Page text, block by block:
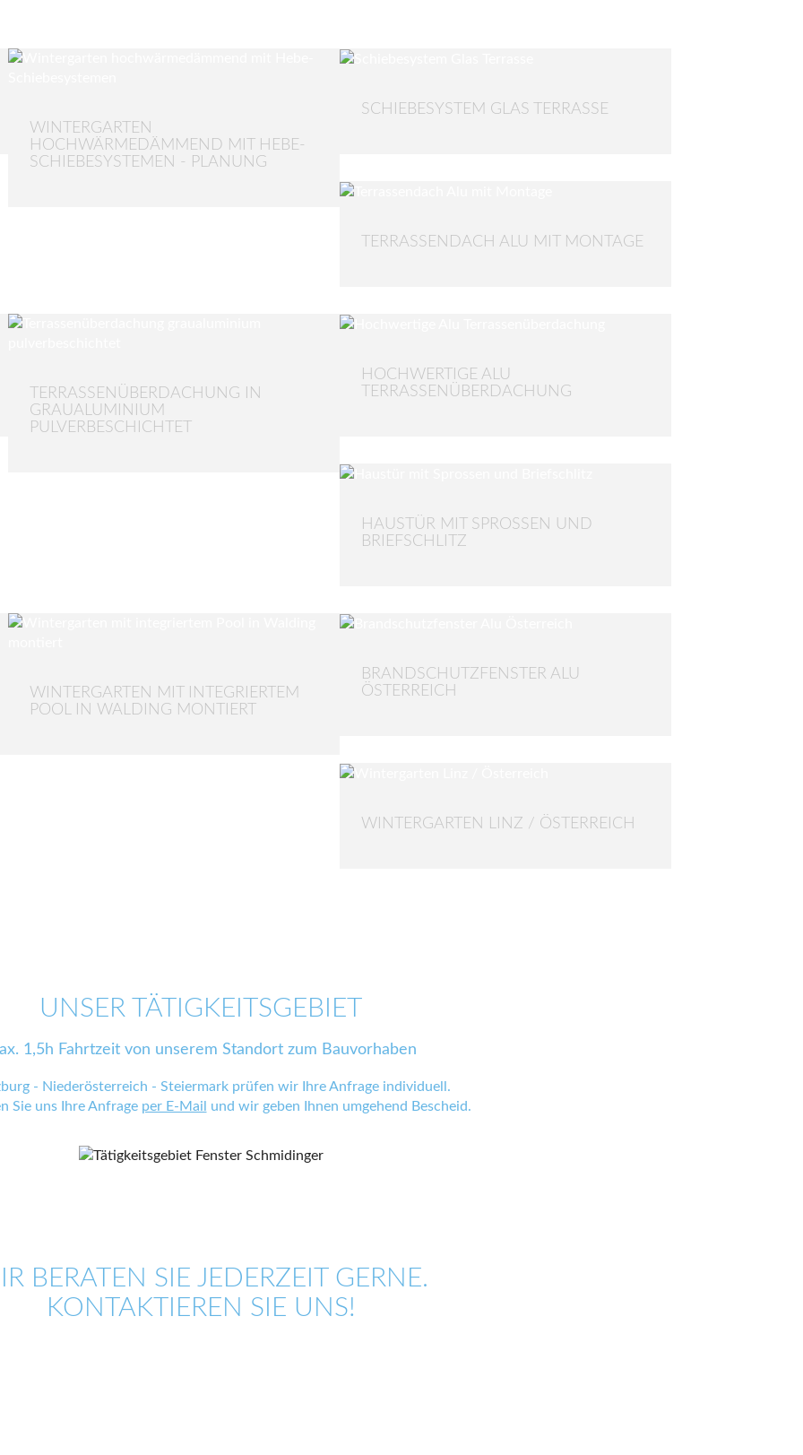
WINTERGARTEN
HOCHWÄRMEDÄMMEND MIT HEBE-
SCHIEBESYSTEMEN - PLANUNG
SCHIEBESYSTEM GLAS TERRASSE
TERRASSENDACH ALU MIT MONTAGE
TERRASSENÜBERDACHUNG IN
GRAUALUMINIUM
PULVERBESCHICHTET
HOCHWERTIGE ALU
TERRASSENÜBERDACHUNG
HAUSTÜR MIT SPROSSEN UND
BRIEFSCHLITZ
WINTERGARTEN MIT INTEGRIERTEM
POOL IN WALDING MONTIERT
BRANDSCHUTZFENSTER ALU
ÖSTERREICH
WINTERGARTEN LINZ / ÖSTERREICH
UNSER TÄTIGKEITSGEBIET
1,5h Fahrtzeit von unserem Standort zum Bauvorhaben
- Niederösterreich - Steiermark prüfen wir Ihre Anfrage individuell.
Sie uns Ihre Anfrage per E-Mail und wir geben Ihnen umgehend Bescheid.
BERATEN SIE JEDERZEIT GERNE.
KONTAKTIEREN SIE UNS!